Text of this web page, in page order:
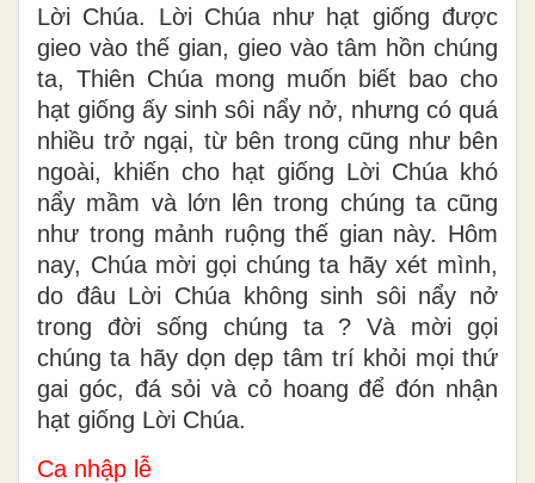
Lời Chúa. Lời Chúa như hạt giống được
gieo vào thế gian, gieo vào tâm hồn chúng
ta, Thiên Chúa mong muốn biết bao cho
hạt giống ấy sinh sôi nẩy nở, nhưng có quá
nhiều trở ngại, từ bên trong cũng như bên
ngoài, khiến cho hạt giống Lời Chúa khó
nẩy mầm và lớn lên trong chúng ta cũng
như trong mảnh ruộng thế gian này. Hôm
nay, Chúa mời gọi chúng ta hãy xét mình,
do đâu Lời Chúa không sinh sôi nẩy nở
trong đời sống chúng ta ? Và mời gọi
chúng ta hãy dọn dẹp tâm trí khỏi mọi thứ
gai góc, đá sỏi và cỏ hoang để đón nhận
hạt giống Lời Chúa.
Ca nhập lễ